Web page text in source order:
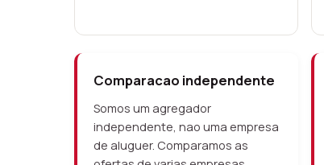
Comparacao independente
Somos um agregador
independente, nao uma empresa
de aluguer. Comparamos as